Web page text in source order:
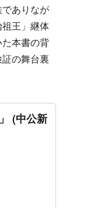
ありなが
王」継体
本書の背
の舞台裏
(中公新